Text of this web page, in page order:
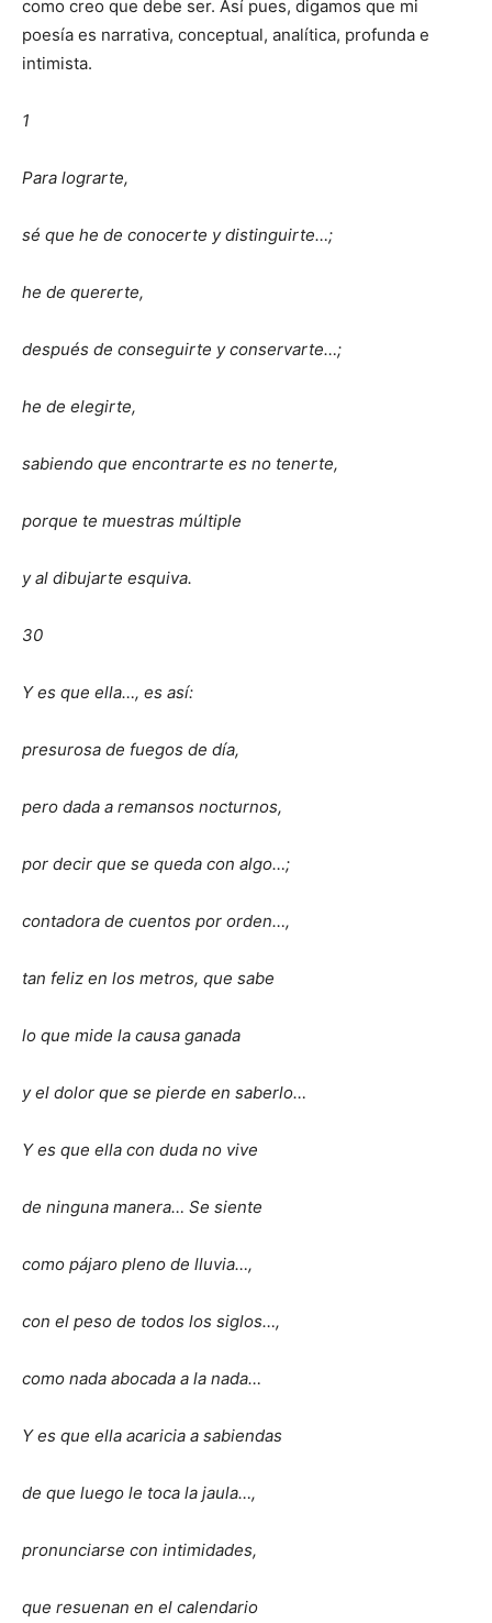
como creo que debe ser. Así pues, digamos que mi
poesía es narrativa, conceptual, analítica, profunda e
intimista.
1
Para lograrte,
sé que he de conocerte y distinguirte…;
he de quererte,
después de conseguirte y conservarte…;
he de elegirte,
sabiendo que encontrarte es no tenerte,
porque te muestras múltiple
y al dibujarte esquiva.
30
Y es que ella…, es así:
presurosa de fuegos de día,
pero dada a remansos nocturnos,
por decir que se queda con algo…;
contadora de cuentos por orden…,
tan feliz en los metros, que sabe
lo que mide la causa ganada
y el dolor que se pierde en saberlo…
Y es que ella con duda no vive
de ninguna manera… Se siente
como pájaro pleno de lluvia…,
con el peso de todos los siglos…,
como nada abocada a la nada…
Y es que ella acaricia a sabiendas
de que luego le toca la jaula…,
pronunciarse con intimidades,
que resuenan en el calendario